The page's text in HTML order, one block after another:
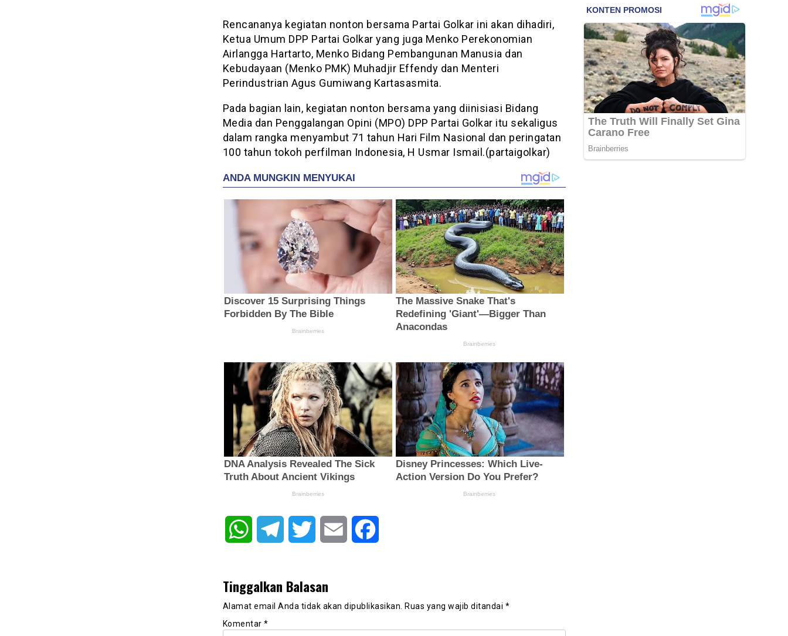
Rencananya kegiatan nonton bersama Partai Golkar ini akan dihadiri,
Ketua Umum DPP Partai Golkar yang juga Menko Perekonomian
Airlangga Hartarto, Menko Bidang Pembangunan Manusia dan
Kebudayaan (Menko PMK) Muhadjir Effendy dan Menteri
Perindustrian Agus Gumiwang Kartasasmita.
Pada bagian lain, kegiatan nonton bersama yang diinisiasi Bidang
Media dan Penggalangan Opini (MPO) DPP Partai Golkar itu sekaligus
dalam rangka menyambut 71 tahun Hari Film Nasional dan peringatan
100 tahun tokoh perfilman Indonesia, H Usmar Ismail.(partaigolkar)
WhatsAppTelegram Twitter Email
Tinggalkan Balasan
Alamat email Anda tidak akan dipublikasikan. Ruas yang wajib ditandai *
Komentar *